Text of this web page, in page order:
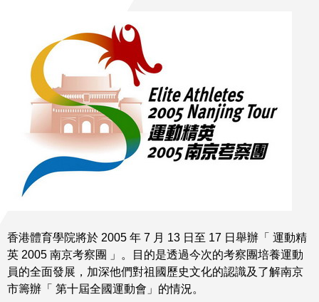
香港體育學院將於 2005 年 7 月 13 日至 17 日舉辦「 運動精
英 2005 南京考察團 」。目的是透過今次的考察團培養運動
員的全面發展，加深他們對祖國歷史文化的認識及了解南京
市籌辦「 第十屆全國運動會」的情況。